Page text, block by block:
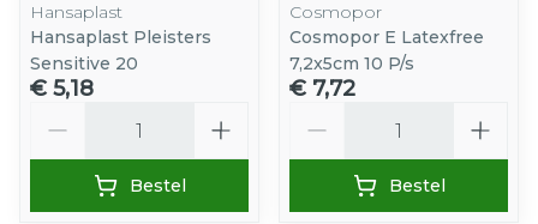
Hansaplast
Hansaplast Pleisters
Sensitive 20
€ 5,18
Bestel
Cosmopor
Cosmopor E Latexfree
7,2x5cm 10 P/s
€ 7,72
Bestel